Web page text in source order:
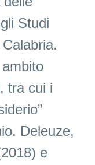
Studi
tra cui i
Deleuze,
e